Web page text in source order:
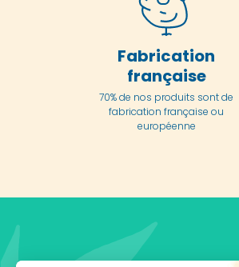
Fabrication
française
70% de nos produits sont de
fabrication française ou
européenne